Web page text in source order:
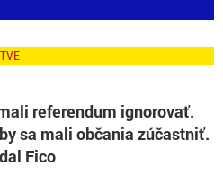
referendum ignorovať.
sa mali občania zúčastniť.
Fico